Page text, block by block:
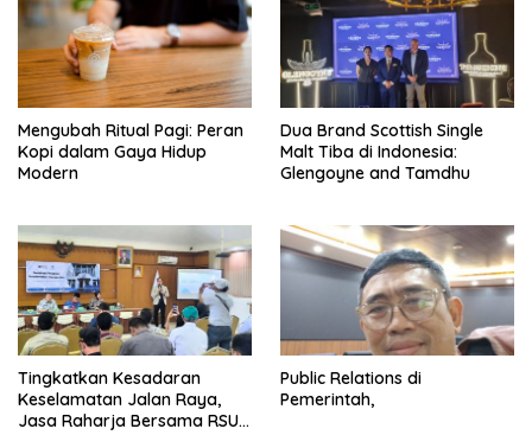
Mengubah Ritual Pagi: Peran
Kopi dalam Gaya Hidup
Modern
Dua Brand Scottish Single
Malt Tiba di Indonesia:
Glengoyne and Tamdhu
Tingkatkan Kesadaran
Keselamatan Jalan Raya,
Jasa Raharja Bersama RSU
Public Relations di
Pemerintah,